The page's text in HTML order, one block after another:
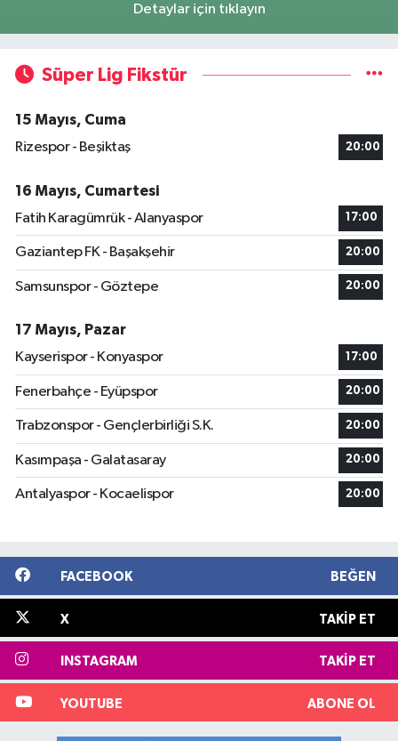
Detaylar için tıklayın
Süper Lig Fikstür
15 Mayıs, Cuma
Rizespor - Beşiktaş
20:00
16 Mayıs, Cumartesi
Fatih Karagümrük - Alanyaspor
17:00
Gaziantep FK - Başakşehir 20:00
Samsunspor - Göztepe 20:00
17 Mayıs, Pazar
Kayserispor - Konyaspor
17:00
Fenerbahçe - Eyüpspor 20:00
Trabzonspor - Gençlerbirliği S.K. 20:00
Kasımpaşa - Galatasaray 20:00
Antalyaspor - Kocaelispor 20:00
FACEBOOK BEĞEN
X TAKIP ET
INSTAGRAM TAKIP ET
YOUTUBE ABONE OL